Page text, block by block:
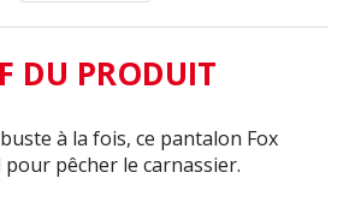
DU PRODUIT
à la fois, ce pantalon Fox
pour pêcher le carnassier.